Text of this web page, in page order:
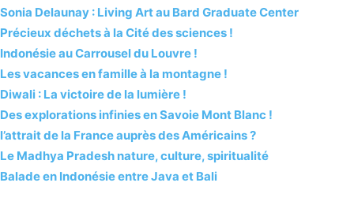
Sonia Delaunay : Living Art au Bard Graduate Center
Précieux déchets à la Cité des sciences !
Indonésie au Carrousel du Louvre !
Les vacances en famille à la montagne !
Diwali : La victoire de la lumière !
Des explorations infinies en Savoie Mont Blanc !
l’attrait de la France auprès des Américains ?
Le Madhya Pradesh nature, culture, spiritualité
Balade en Indonésie entre Java et Bali